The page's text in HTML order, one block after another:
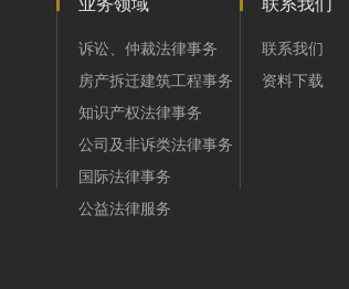
业务领域
诉讼、仲裁法律事务
房产拆迁建筑工程事务
知识产权法律事务
公司及非诉类法律事务
国际法律事务
公益法律服务
联系我们
联系我们
资料下载